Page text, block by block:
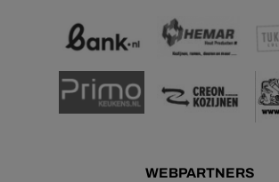
WEBPARTNERS